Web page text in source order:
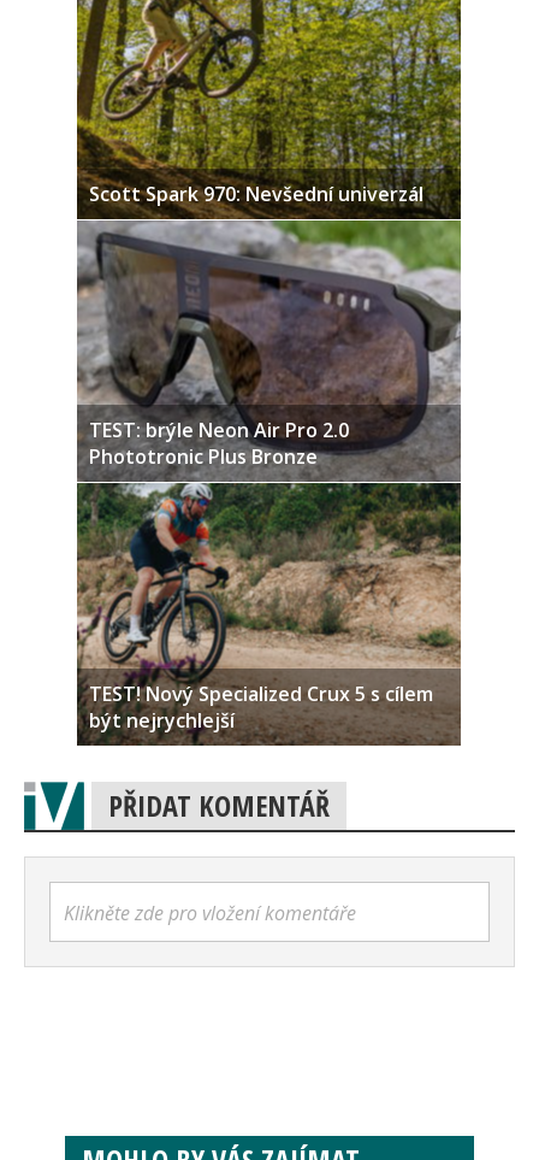
Scott Spark 970: Nevšední univerzál
TEST: brýle Neon Air Pro 2.0
Phototronic Plus Bronze
TEST! Nový Specialized Crux 5 s cílem
být nejrychlejší
PŘIDAT KOMENTÁŘ
Klikněte zde pro vložení komentáře